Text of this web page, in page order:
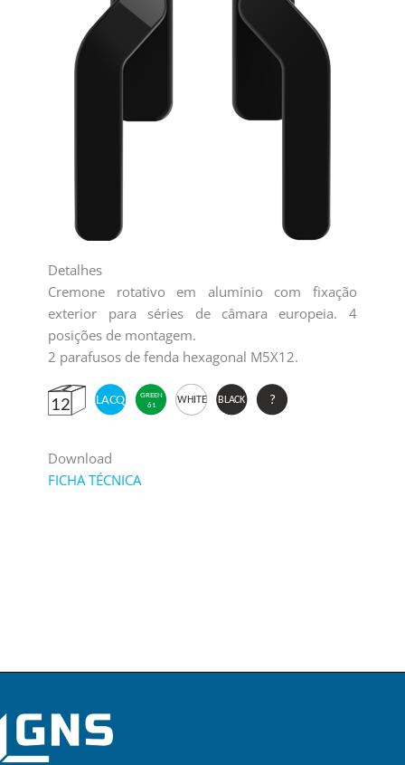
Detalhes
Cremone rotativo em alumínio com fixação
exterior para séries de câmara europeia. 4
posições de montagem.
2 parafusos de fenda hexagonal M5X12.
Download
FICHA TÉCNICA